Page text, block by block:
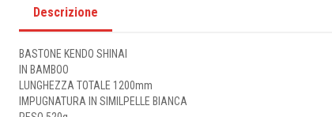
Descrizione
BASTONE KENDO SHINAI
IN BAMBOO
LUNGHEZZA TOTALE 1200mm
IMPUGNATURA IN SIMILPELLE BIANCA